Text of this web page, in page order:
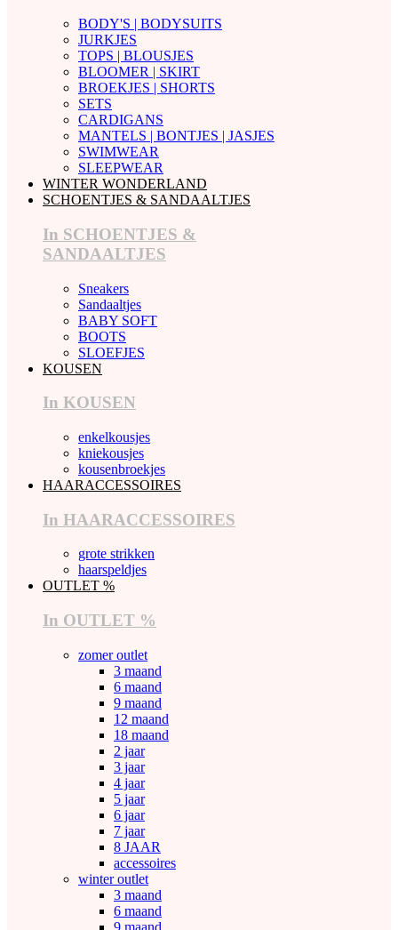
BODY'S | BODYSUITS
JURKJES
TOPS | BLOUSJES
BLOOMER | SKIRT
BROEKJES | SHORTS
SETS
CARDIGANS
MANTELS | BONTJES | JASJES
SWIMWEAR
SLEEPWEAR
WINTER WONDERLAND
SCHOENTJES & SANDAALTJES
In SCHOENTJES &
SANDAALTJES
Sneakers
Sandaaltjes
BABY SOFT
BOOTS
SLOEFJES
KOUSEN
In KOUSEN
enkelkousjes
kniekousjes
kousenbroekjes
HAARACCESSOIRES
In HAARACCESSOIRES
grote strikken
haarspeldjes
OUTLET %
In OUTLET %
zomer outlet
3 maand
6 maand
9 maand
12 maand
18 maand
2 jaar
3 jaar
4 jaar
5 jaar
6 jaar
7 jaar
8 JAAR
accessoires
winter outlet
3 maand
6 maand
9 maand